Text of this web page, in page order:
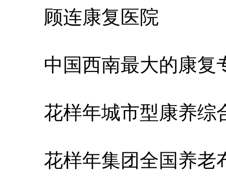
顾连康复医院
中国西南最大的康复
花样年城市型康养综
花样年集团全国养老